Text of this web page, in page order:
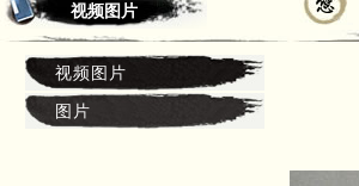
视频图片
视频图片
图片